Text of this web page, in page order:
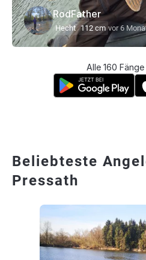
RodFather
Hecht 112 cm vor 6
Alle 160
Beliebteste
Pressath